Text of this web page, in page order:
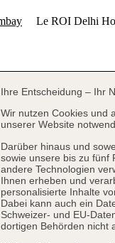
Ihre Entscheidung – Ihr
Wir nutzen Cookies und
unserer Website
Darüber hinaus und
sowie unsere bis zu fünf
andere Technologien
Ihnen erheben und
personalisierte Inhalte
Dabei kann auch ein
Schweizer- und EU-
dortigen Behörden nicht